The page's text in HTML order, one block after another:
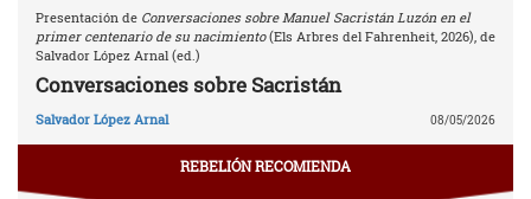
Presentación de Conversaciones sobre Manuel Sacristán Luzón en el
primer centenario de su nacimiento(Els Arbres del Fahrenheit, 2026), de
Salvador López Arnal (ed.)
Conversaciones sobre Sacristán
Salvador López Arnal 08/05/2026
REBELIÓN RECOMIENDA